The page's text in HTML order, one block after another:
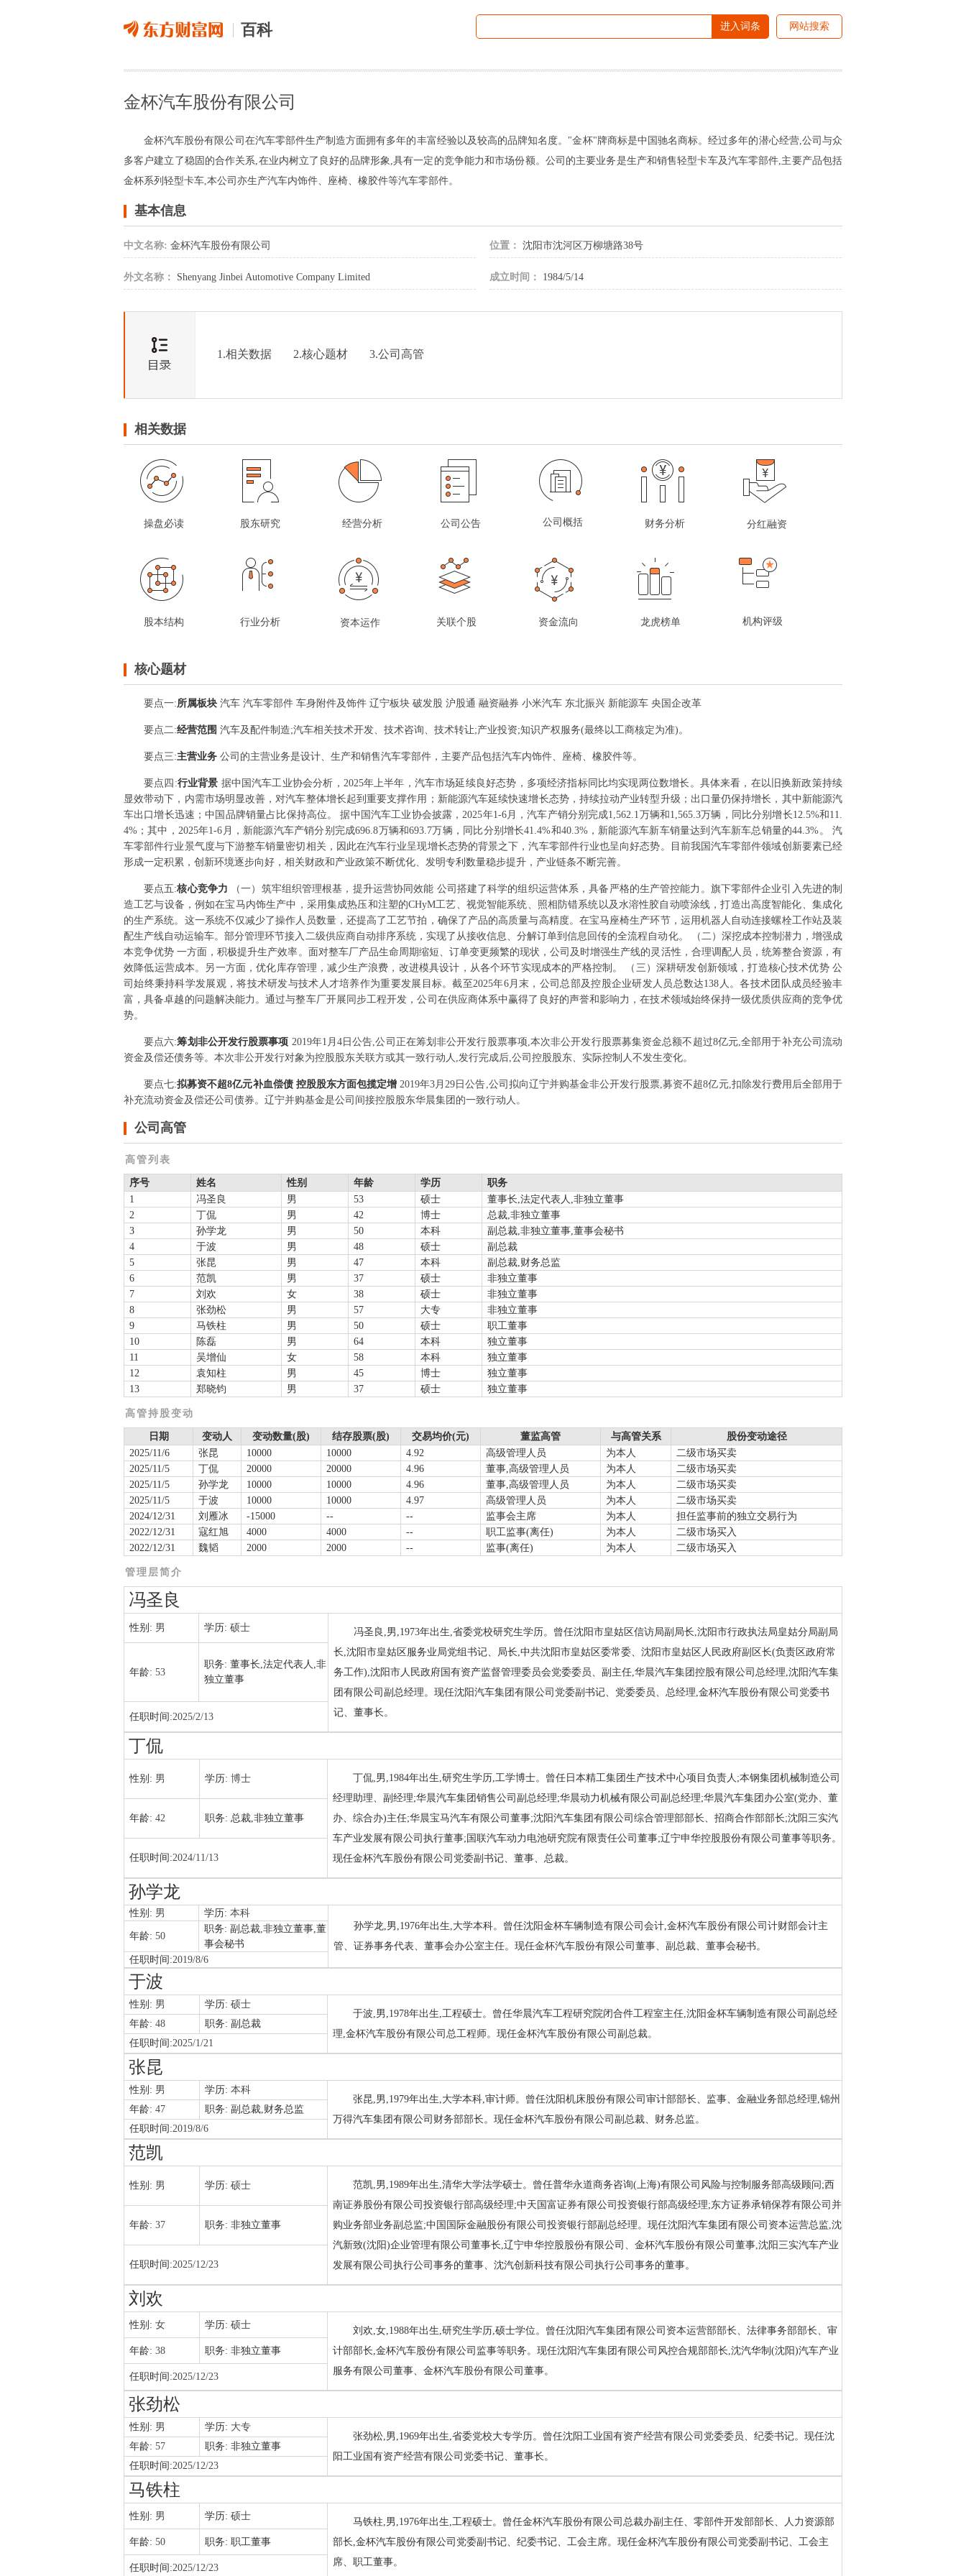
百科 进入词条 网站搜索
金杯汽车股份有限公司
金杯汽车股份有限公司在汽车零部件生产制造方面拥有多年的丰富经验以及较高的品牌知名度。"金杯"牌商标是中国驰名商标。经过多年的潜心经营,公司与众
多客户建立了稳固的合作关系,在业内树立了良好的品牌形象,具有一定的竞争能力和市场份额。公司的主要业务是生产和销售轻型卡车及汽车零部件,主要产品包括
金杯系列轻型卡车,本公司亦生产汽车内饰件、座椅、橡胶件等汽车零部件。
基本信息
中文名称: 金杯汽车股份有限公司 位置： 沈阳市沈河区万柳塘路38号
外文名称： Shenyang Jinbei Automotive Company Limited 成立时间： 1984/5/14
1.相关数据 2.核心题材 3.公司高管
相关数据
操盘必读 股东研究 经营分析 公司公告 公司概括 财务分析 分红融资
股本结构 行业分析 资本运作 关联个股 资金流向 龙虎榜单 机构评级
核心题材
要点一:所属板块 汽车 汽车零部件 车身附件及饰件 辽宁板块 破发股 沪股通 融资融券 小米汽车 东北振兴 新能源车 央国企改革
要点二:经营范围 汽车及配件制造;汽车相关技术开发、技术咨询、技术转让;产业投资;知识产权服务(最终以工商核定为准)。
要点三:主营业务 公司的主营业务是设计、生产和销售汽车零部件，主要产品包括汽车内饰件、座椅、橡胶件等。
要点 四 :行业背景 据中国汽车工业协会分析，2025年上半年，汽车市场延续良好态势，多项经济指标同比均实现两位数增长。具体来看，在以旧换新政策持续
显效带动下，内需市场明显改善，对汽车整体增长起到重要支撑作用；新能源汽车延续快速增长态势，持续拉动产业转型升级；出口量仍保持增长，其中新能源汽
车出口增长迅速；中国品牌销量占比保持高位。 据中国汽车工业协会披露，2025年1-6月，汽车产销分别完成1,562.1万辆和1,565.3万辆，同比分别增长12.5%和11.
4%；其中，2025年1-6月，新能源汽车产销分别完成696.8万辆和693.7万辆，同比分别增长41.4%和40.3%，新能源汽车新车销量达到汽车新车总销量的44.3%。 汽
车零部件行业景气度与下游整车销量密切相关，因此在汽车行业呈现增长态势的背景之下，汽车零部件行业也呈向好态势。目前我国汽车零部件领域创新要素已经
形成一定积累，创新环境逐步向好，相关财政和产业政策不断优化、发明专利数量稳步提升，产业链条不断完善。
要点五:核心竞争力
（一）筑牢组织管理根基，提升运营协同效能 公司搭建了科学的组织运营体系，具备严格的生产管控能力。旗下零部件企业引入先进的制
造工艺与设备，例如在宝马内饰生产中，采用集成热压和注塑的CHyM工艺、视觉智能系统、照相防错系统以及水溶性胶自动喷涂线，打造出高度智能化、集成化
的生产系统。这一系统不仅减少了操作人员数量，还提高了工艺节拍，确保了产品的高质量与高精度。在宝马座椅生产环节，运用机器人自动连接螺栓工作站及装
配生产线自动运输车。部分管理环节接入二级供应商自动排序系统，实现了从接收信息、分解订单到信息回传的全流程自动化。 （二）深挖成本控制潜力，增强成
本竞争优势 一方面，积极提升生产效率。面对整车厂产品生命周期缩短、订单变更频繁的现状，公司及时增强生产线的灵活性，合理调配人员，统筹整合资源，有
效降低运营成本。另一方面，优化库存管理，减少生产浪费，改进模具设计，从各个环节实现成本的严格控制。 （三）深耕研发创新领域，打造核心技术优势 公
司始终秉持科学发展观，将技术研发与技术人才培养作为重要发展目标。截至2025年6月末，公司总部及控股企业研发人员总数达138人。各技术团队成员经验丰
富，具备卓越的问题解决能力。通过与整车厂开展同步工程开发，公司在供应商体系中赢得了良好的声誉和影响力，在技术领域始终保持一级优质供应商的竞争优
势。
要点六:筹划非公开发行股票事项 2019年1月4日公告,公司正在筹划非公开发行股票事项,本次非公开发行股票募集资金总额不超过8亿元,全部用于补充公司流动
资金及偿还债务等。本次非公开发行对象为控股股东关联方或其一致行动人,发行完成后,公司控股股东、实际控制人不发生变化。
要点七:拟募资不超8亿元补血偿债 控股股东方面包揽定增2019年3月29日公告,公司拟向辽宁并购基金非公开发行股票,募资不超8亿元,扣除发行费用后全部用于
补充流动资金及偿还公司债券。辽宁并购基金是公司间接控股股东华晨集团的一致行动人。
公司高管
高管列表
序号 姓名 性别 年龄 学历
职务
1
冯圣良 男 53 硕士
董事长,法定代表人,非独立董事
2
丁侃 男 42 博士
总裁,非独立董事
3
孙学龙 男 50 本科
副总裁,非独立董事,董事会秘书
4
于波 男 48 硕士
副总裁
5
张昆 男 47 本科
副总裁,财务总监
6
范凯 男 37 硕士
非独立董事
7
刘欢 女 38 硕士
非独立董事
8
张劲松 男 57 大专
非独立董事
9
马铁柱 男 50 硕士
职工董事
10
陈磊 男 64 本科
独立董事
11
吴增仙 女 58 本科
独立董事
12
袁知柱 男 45 博士
独立董事
13
郑晓钧 男 37 硕士 独立董事
高管持股变动
日期 变动人 变动数量(股) 结存股票(股) 交易均价(元) 董监高管 与高管关系
股份变动途径
2025/11/6
张昆 10000 10000 4.92 高级管理人员 为本人
二级市场买卖
2025/11/5
丁侃 20000 20000 4.96 董事,高级管理人员 为本人
二级市场买卖
2025/11/5
孙学龙 10000 10000 4.96 董事,高级管理人员 为本人
二级市场买卖
2025/11/5
于波 10000 10000 4.97 高级管理人员 为本人
二级市场买卖
2024/12/31
刘雁冰 -15000 -- -- 监事会主席 为本人
担任监事前的独立交易行为
2022/12/31
寇红旭 4000 4000 -- 职工监事(离任) 为本人
二级市场买入
2022/12/31
魏韬 2000 2000 -- 监事(离任) 为本人 二级市场买入
管理层简介
冯圣良
性别: 男 学历: 硕士
冯圣良,男,1973年出生,省委党校研究生学历。曾任沈阳市皇姑区信访局副局长,沈阳市行政执法局皇姑分局副局
长,沈阳市皇姑区服务业局党组书记、局长,中共沈阳市皇姑区委常委、沈阳市皇姑区人民政府副区长(负责区政府常
务工作),沈阳市人民政府国有资产监督管理委员会党委委员、副主任,华晨汽车集团控股有限公司总经理,沈阳汽车集
团有限公司副总经理。现任沈阳汽车集团有限公司党委副书记、党委委员、总经理,金杯汽车股份有限公司党委书
记、董事长。
年龄: 53
职务: 董事长,法定代表人,非
独立董事
任职时间:2025/2/13
丁侃
性别: 男 学历: 博士
丁侃,男,1984年出生,研究生学历,工学博士。曾任日本精工集团生产技术中心项目负责人;本钢集团机械制造公司
经理助理、副经理;华晨汽车集团销售公司副总经理;华晨动力机械有限公司副总经理;华晨汽车集团办公室(党办、董
办、综合办)主任;华晨宝马汽车有限公司董事;沈阳汽车集团有限公司综合管理部部长、招商合作部部长;沈阳三实汽
车产业发展有限公司执行董事;国联汽车动力电池研究院有限责任公司董事;辽宁申华控股股份有限公司董事等职务。
现任金杯汽车股份有限公司党委副书记、董事、总裁。
年龄: 42 职务: 总裁,非独立董事
任职时间:2024/11/13
孙学龙
性别: 男 学历: 本科
孙学龙,男,1976年出生,大学本科。曾任沈阳金杯车辆制造有限公司会计,金杯汽车股份有限公司计财部会计主
管、证券事务代表、董事会办公室主任。现任金杯汽车股份有限公司董事、副总裁、董事会秘书。
年龄: 50
职务: 副总裁,非独立董事,董
事会秘书
任职时间:2019/8/6
于波
性别: 男 学历: 硕士
于波,男,1978年出生,工程硕士。曾任华晨汽车工程研究院闭合件工程室主任,沈阳金杯车辆制造有限公司副总经
理,金杯汽车股份有限公司总工程师。现任金杯汽车股份有限公司副总裁。
年龄: 48 职务: 副总裁
任职时间:2025/1/21
张昆
性别: 男 学历: 本科
张昆,男,1979年出生,大学本科,审计师。曾任沈阳机床股份有限公司审计部部长、监事、金融业务部总经理,锦州
万得汽车集团有限公司财务部部长。现任金杯汽车股份有限公司副总裁、财务总监。
年龄: 47 职务: 副总裁,财务总监
任职时间:2019/8/6
范凯
性别: 男 学历: 硕士
范凯,男,1989年出生,清华大学法学硕士。曾任普华永道商务咨询(上海)有限公司风险与控制服务部高级顾问;西
南证券股份有限公司投资银行部高级经理;中天国富证券有限公司投资银行部高级经理;东方证券承销保荐有限公司并
购业务部业务副总监;中国国际金融股份有限公司投资银行部副总经理。现任沈阳汽车集团有限公司资本运营总监,沈
汽新致(沈阳)企业管理有限公司董事长,辽宁申华控股股份有限公司、金杯汽车股份有限公司董事,沈阳三实汽车产业
发展有限公司执行公司事务的董事、沈汽创新科技有限公司执行公司事务的董事。
年龄: 37 职务: 非独立董事
任职时间:2025/12/23
刘欢
性别: 女 学历: 硕士
刘欢,女,1988年出生,研究生学历,硕士学位。曾任沈阳汽车集团有限公司资本运营部部长、法律事务部部长、审
计部部长,金杯汽车股份有限公司监事等职务。现任沈阳汽车集团有限公司风控合规部部长,沈汽华制(沈阳)汽车产业
服务有限公司董事、金杯汽车股份有限公司董事。
年龄: 38 职务: 非独立董事
任职时间:2025/12/23
张劲松
性别: 男 学历: 大专
张劲松,男,1969年出生,省委党校大专学历。曾任沈阳工业国有资产经营有限公司党委委员、纪委书记。现任沈
阳工业国有资产经营有限公司党委书记、董事长。
年龄: 57 职务: 非独立董事
任职时间:2025/12/23
马铁柱
性别: 男 学历: 硕士
马铁柱,男,1976年出生,工程硕士。曾任金杯汽车股份有限公司总裁办副主任、零部件开发部部长、人力资源部
部长,金杯汽车股份有限公司党委副书记、纪委书记、工会主席。现任金杯汽车股份有限公司党委副书记、工会主
席、职工董事。
年龄: 50 职务: 职工董事
任职时间:2025/12/23